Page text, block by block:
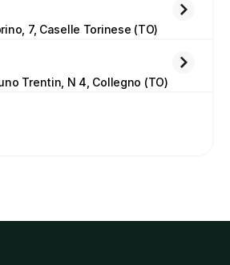
7, Caselle Torinese (TO)
Trentin, N 4, Collegno (TO)